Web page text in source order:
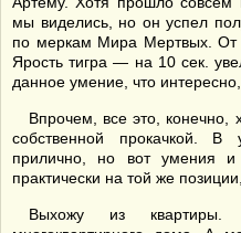
мы виделись, но он успел
по меркам Мира Мертвых. От
Ярость тигра — на 10 сек.
данное умение, что
Впрочем, все это, конечно,
собственной прокачкой. В
прилично, но вот умения и
практически на той же
Выхожу из